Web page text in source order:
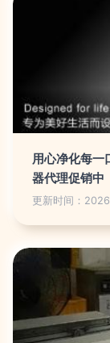
用心净化每
器代理促销中
更新时间：